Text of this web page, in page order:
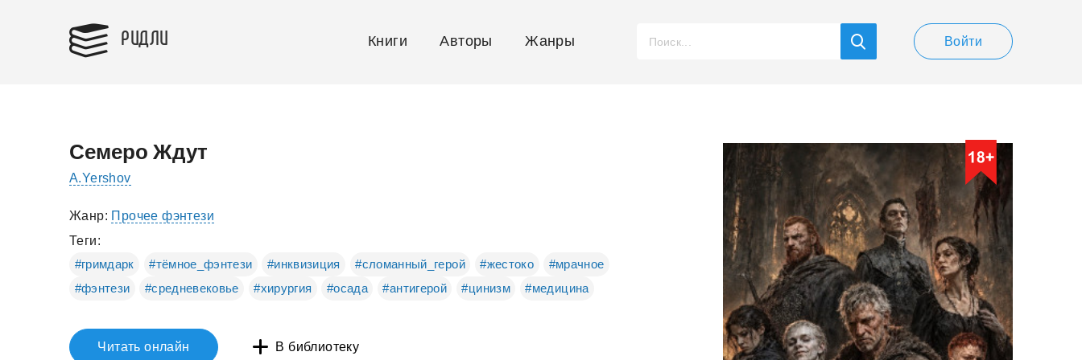
РИДЛИ Книги Авторы Жанры Войти
Семеро Ждут
A.Yershov
Жанр: Прочее фэнтези
Теги:
#гримдарк
#тёмное_фэнтези #инквизиция #сломанный_герой #жестоко
#мрачное
#фэнтези
#средневековье #хирургия #осада #антигерой #цинизм #медицина
Читать онлайн В библиотеку